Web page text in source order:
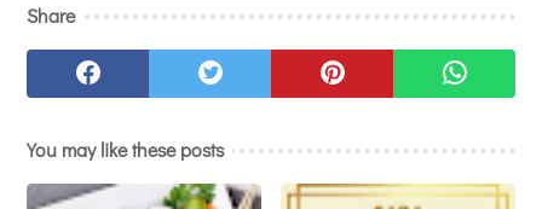
Share
You may like these posts